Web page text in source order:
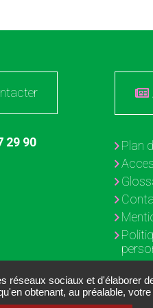
sociaux et d'élaborer
obtenant, au préalable,
29 90
Plan